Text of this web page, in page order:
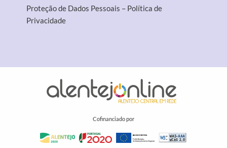
Proteção de Dados Pessoais – Política de
Privacidade
Cofinanciado por